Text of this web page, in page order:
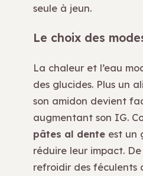
seule à jeun.
Le choix des
La chaleur et l’eau
des glucides. Plus un
son amidon devient
augmentant son IG.
pâtes al dente est un
réduire leur impact. De
refroidir des féculents